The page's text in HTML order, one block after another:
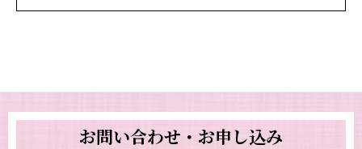
お問い合わせ・お申し込み